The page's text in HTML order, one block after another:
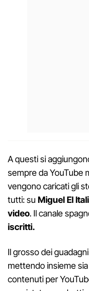
A questi si
sempre da YouTube
vengono caricati gli
tutti: su Miguel El
video. Il canale
iscritti.
Il grosso dei
mettendo insieme
contenuti per